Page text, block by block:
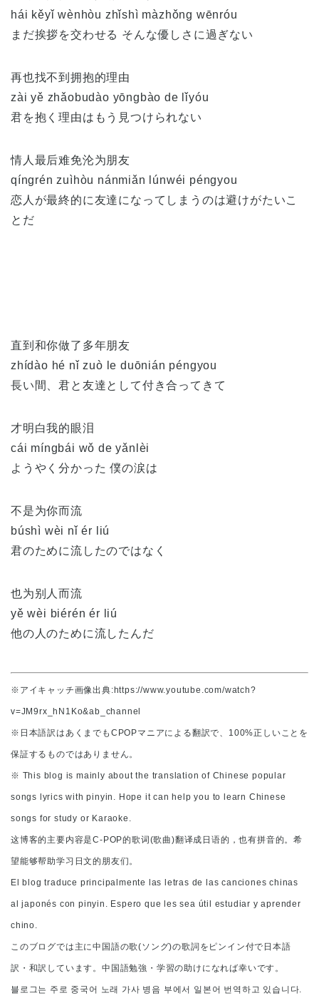
hái kěyǐ wènhòu zhǐshì màzhǒng wēnróu
まだ挨拶を交わせる そんな優しさに過ぎない
再也找不到拥抱的理由
zài yě zhǎobudào yōngbào de lǐyóu
君を抱く理由はもう見つけられない
情人最后难免沦为朋友
qíngrén zuìhòu nánmiǎn lúnwéi péngyou
恋人が最終的に友達になってしまうのは避けがたいこ
とだ
直到和你做了多年朋友
zhídào hé nǐ zuò le duōnián péngyou
長い間、君と友達として付き合ってきて
才明白我的眼泪
cái míngbái wǒ de yǎnlèi
ようやく分かった 僕の涙は
不是为你而流
búshì wèi nǐ ér liú
君のために流したのではなく
也为别人而流
yě wèi biérén ér liú
他の人のために流したんだ
※アイキャッチ画像出典:https://www.youtube.com/watch?
v=JM9rx_hN1Ko&ab_channel
※日本語訳はあくまでもCPOPマニアによる翻訳で、100%正しいことを
保証するものではありません。
※ This blog is mainly about the translation of Chinese popular
songs lyrics with pinyin. Hope it can help you to learn Chinese
songs for study or Karaoke.
这博客的主要内容是C-POP的歌词(歌曲)翻译成日语的，也有拼音的。希
望能够帮助学习日文的朋友们。
El blog traduce principalmente las letras de las canciones chinas
al japonés con pinyin. Espero que les sea útil estudiar y aprender
chino.
このブログでは主に中国語の歌(ソング)の歌詞をピンイン付で日本語
訳・和訳しています。中国語勉強・学習の助けになれば幸いです。
블로그는 주로 중국어 노래 가사 병음 부에서 일본어 번역하고 있습니다.